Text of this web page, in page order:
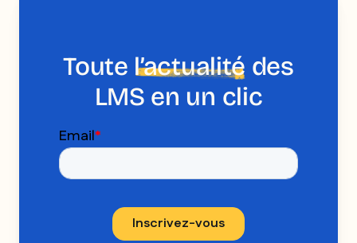
Toute l’actualité des
LMS en un clic